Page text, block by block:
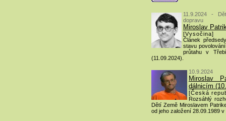
11.9.2024 -
dopravu
Miroslav
[Vysočina]
Článek
stavu
průtahu v
(11.09.2024).
10.9.2024
Miroslav
dálnicím
[Česká
Rozsáhlý
Dětí Země Miroslavem
od jeho založení 28.09.1989 v